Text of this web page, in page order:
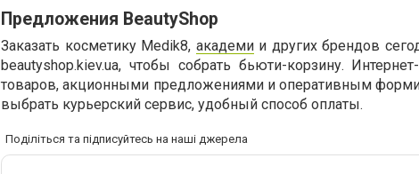
Предложения BeautyShop
Заказать косметику Medik8, академии других брендов
beautyshop.kiev.ua, чтобы собрать бьюти-корзину.
товаров, акционными предложениями и оперативным
выбрать курьерский сервис, удобный способ оплаты.
Поділіться та підписуйтесь на наші джерела